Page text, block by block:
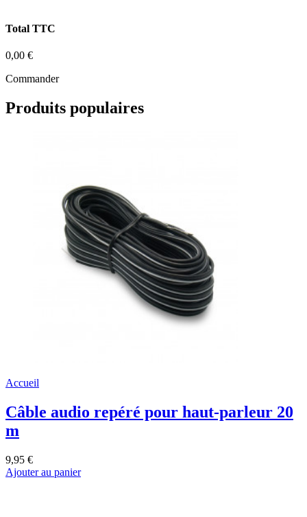
Total TTC
0,00 €
Commander
Produits populaires
Accueil
Câble audio repéré pour haut-parleur 20
m
9,95 €
Ajouter au panier